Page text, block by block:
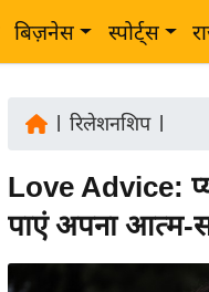
बिज़नेस स्पोर्ट्स
रिलेशनशिप|
Love Advice:
पाएं अपना आत्म-